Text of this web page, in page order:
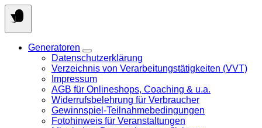
Springen
Sie
zum
Generatoren
Datenschutzerklärung
Verzeichnis von Verarbeitungstätigkeiten (VVT)
Impressum
AGB für Onlineshops, Coaching & u.a.
Widerrufsbelehrung für Verbraucher
Gewinnspiel-Teilnahmebedingungen
Fotohinweis für Veranstaltungen